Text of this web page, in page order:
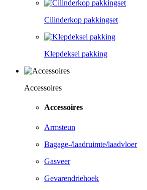
Cilinderkop pakkingset
Klepdeksel pakking
Accessoires
Accessoires
Armsteun
Bagage-/laadruimte/laadvloer
Gasveer
Gevarendriehoek